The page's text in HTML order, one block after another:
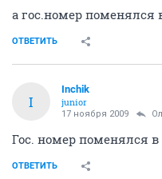
а гос.номер поменялся
ОТВЕТИТЬ
I
Inchik
junior
17 ноября 2009
Гос. номер поменялся
ОТВЕТИТЬ